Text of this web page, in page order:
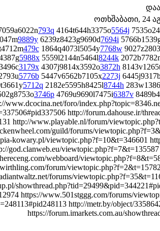
ოთხშაბათი, 24
793q 4164t644h3375o5564j
9889y 6239z8423g9690d7694i
479c1864q4073l5054y7768w
5988x 5559l2144n5464l8244k
3179x4307j9814x3592o3872h
5776b5447v6562b7105x2273j
5712q 2182e5595h8425l8744h
3746p 4769u9690l7475i6387v
www.dcocina.net/foro/
http://forum.dahouse.ir/
http://www.playable.nl/forum/
guild/forums/
kowary.pl/viewtopic.php?f=10&t=346601
god.clanweb.eu/
webboard/
forum/
forums/
https://www.501stggg.com/forums/
http://metr.by/object/
https://forum.imarkets.com.au/